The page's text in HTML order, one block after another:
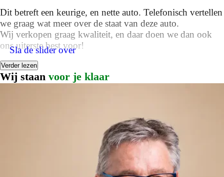
Dit betreft een keurige, en nette auto. Telefonisch vertellen
we graag wat meer over de staat van deze auto.
Wij verkopen graag kwaliteit, en daar doen we dan ook
ons uiterste best voor!
De getoonde prijs is inclusief: tenaamstelling, geldige
APK en technische controle.
nieuwe APK, onderhoudsbeurt, één jaar
mobiliteitsgarantie met 24 uur per dag pechhulp voor
zowel thuis als in heel Europa, 12 maanden BOVAG
garantie OF resterende fabrieksgarantie en een
professionele reinigingsbeurt voor het interieur en
Verder lezen
Wij staan voor je klaar
Sla de slider over